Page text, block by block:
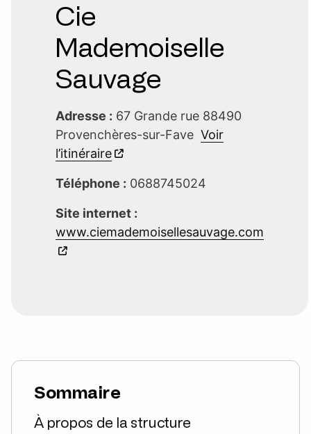
Cie
Mademoiselle
Sauvage
Adresse : 67 Grande rue 88490
Provenchères-sur-Fave Voir
l’itinéraire
Téléphone : 0688745024
Site internet :
www.ciemademoisellesauvage.com
Sommaire
À propos de la structure